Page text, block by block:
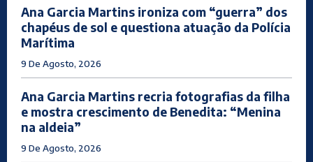
Ana Garcia Martins ironiza com “guerra” dos
chapéus de sol e questiona atuação da Polícia
Marítima
9 De Agosto, 2026
Ana Garcia Martins recria fotografias da filha
e mostra crescimento de Benedita: “Menina
na aldeia”
9 De Agosto, 2026